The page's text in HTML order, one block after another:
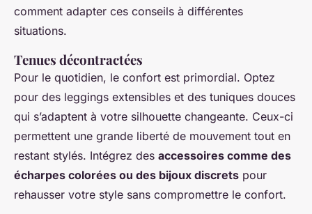
comment adapter ces conseils à différentes
situations.
Tenues décontractées
Pour le quotidien, le confort est primordial. Optez
pour des leggings extensibles et des tuniques douces
qui s’adaptent à votre silhouette changeante. Ceux-ci
permettent une grande liberté de mouvement tout en
restant stylés. Intégrez des accessoires comme des
écharpes colorées ou des bijoux discrets pour
rehausser votre style sans compromettre le confort.